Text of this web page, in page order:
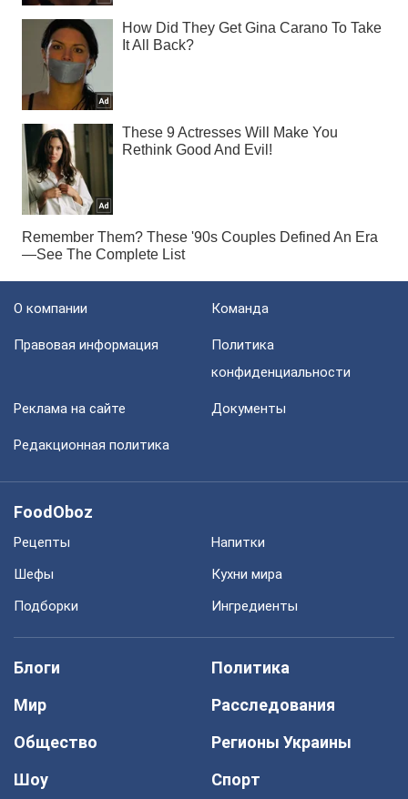
О компании Команда
Правовая информация
Политика
конфиденциальности
Реклама на сайте Документы
Редакционная политика
FoodOboz
Рецепты
Напитки
Шефы
Кухни мира
Подборки
Ингредиенты
Блоги
Политика
Мир
Расследования
Общество
Регионы Украины
Шоу
Спорт